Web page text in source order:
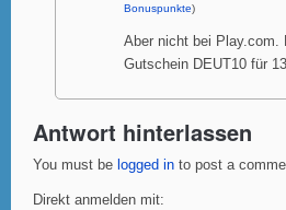
Bonuspunkte)
Aber nicht bei Play.com.
Gutschein DEUT10 für
Antwort hinterlassen
You must be logged in to post a
Direkt anmelden mit: